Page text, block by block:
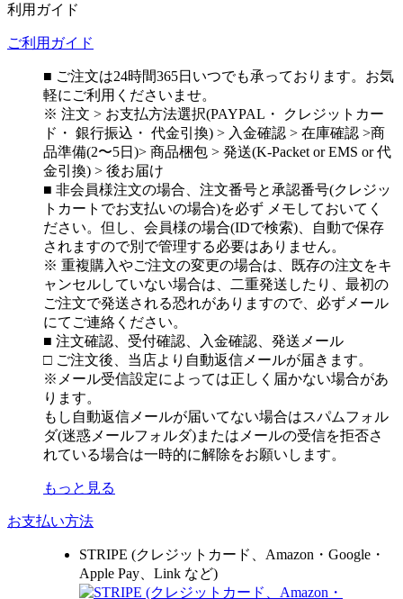
利用ガイド
ご利用ガイド
■ ご注文は24時間365日いつでも承っております。お気
軽にご利用くださいませ。
※ 注文 > お支払方法選択(PAYPAL・ クレジットカー
ド・ 銀行振込・ 代金引換) > 入金確認 > 在庫確認 >商
品準備(2〜5日)> 商品梱包 > 発送(K-Packet or EMS or 代
金引換) > 後お届け
■ 非会員様注文の場合、注文番号と承認番号(クレジッ
トカートでお支払いの場合)を必ず メモしておいてく
ださい。但し、会員様の場合(IDで検索)、自動で保存
されますので別で管理する必要はありません。
※ 重複購入やご注文の変更の場合は、既存の注文をキ
ャンセルしていない場合は、二重発送したり、最初の
ご注文で発送される恐れがありますので、必ずメール
にてご連絡ください。
■ 注文確認、受付確認、入金確認、発送メール
□ ご注文後、当店より自動返信メールが届きます。
※メール受信設定によっては正しく届かない場合があ
ります。
もし自動返信メールが届いてない場合はスパムフォル
ダ(迷惑メールフォルダ)またはメールの受信を拒否さ
れている場合は一時的に解除をお願いします。
もっと見る
お支払い方法
STRIPE (クレジットカード、Amazon・Google・
Apple Pay、Link など)